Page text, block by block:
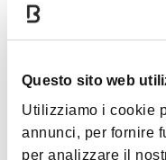
Questo sito web
Utilizziamo i cookie
annunci, per fornire
per analizzare il
Servizi
Accessibilità
Wi-Fi
Ristorante/Sala
Orari
Tutto l'anno ma solo